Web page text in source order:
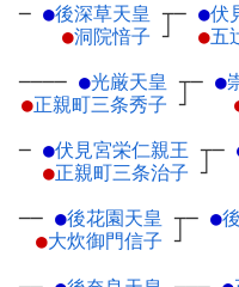
─ ●後深草天皇 ┬
●洞院愔子 ┘
─ ●伏
●五
──── ●光厳天皇 ┬
●正親町三条秀子 ┘
─ ●
─ ●伏見宮栄仁親王 ┬
●正親町三条治子 ┘
─
── ●後花園天皇 ┬
●大炊御門信子 ┘
─ ●